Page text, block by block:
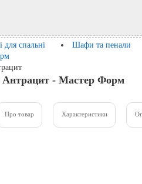
для спальні
Шафи та пенали
- Мастер Форм
Про товар Характеристики